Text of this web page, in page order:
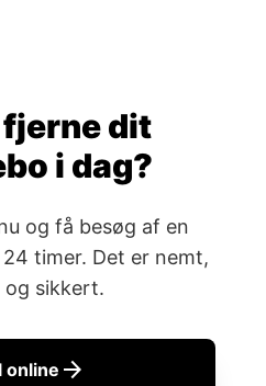
dit
i dag?
og få besøg af en
timer. Det er nemt,
sikkert.
online arrow_forward